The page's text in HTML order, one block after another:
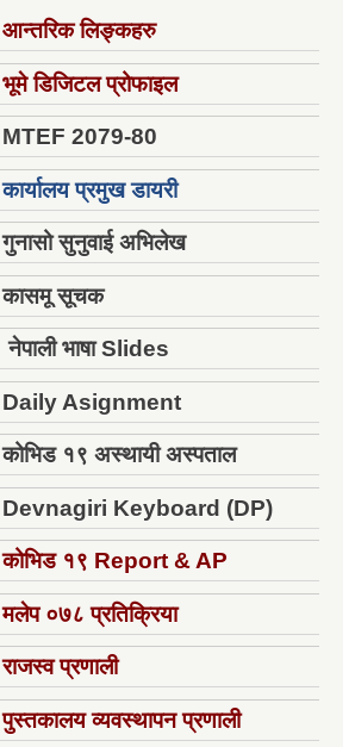
आन्तरिक लिङ्कहरु
भूमे डिजिटल प्रोफाइल
MTEF 2079-80
कार्यालय प्रमुख डायरी
गुनासो सुनुवाई अभिलेख
कासमू सूचक
नेपाली भाषा Slides
Daily Asignment
कोभिड १९ अस्थायी अस्पताल
Devnagiri Keyboard (DP)
कोभिड १९ Report & AP
मलेप ०७८ प्रतिक्रिया
राजस्व प्रणाली
पुस्तकालय व्यवस्थापन प्रणाली